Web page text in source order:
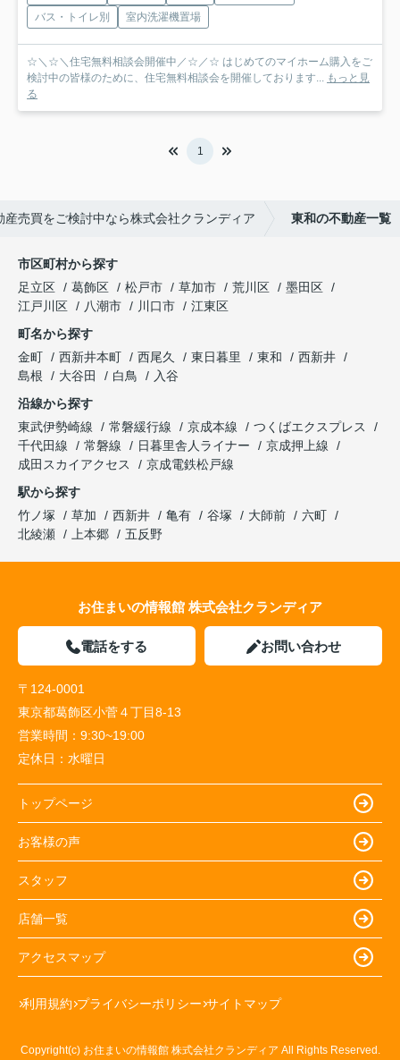
バス・トイレ別
室内洗濯機置場
☆＼☆＼住宅無料相談会開催中／☆／☆ はじめてのマイホーム購入をご
検討中の皆様のために、住宅無料相談会を開催しております... もっと見
る
1
産売買をご検討中なら株式会社クランディア 東和の不動産一覧
市区町村から探す
足立区
葛飾区 松戸市 草加市 荒川区
墨田区
江戸川区
八潮市 川口市
江東区
町名から探す
金町
西新井本町 西尾久 東日暮里 東和
西新井
島根
大谷田 白鳥
入谷
沿線から探す
東武伊勢崎線
常磐緩行線 京成本線
つくばエクスプレス
千代田線
常磐線 日暮里舎人ライナー
京成押上線
成田スカイアクセス
京成電鉄松戸線
駅から探す
竹ノ塚
草加 西新井 亀有 谷塚 大師前
六町
北綾瀬
上本郷 五反野
お住まいの情報館 株式会社クランディア
電話をする お問い合わせ
〒124-0001
東京都葛飾区小菅４丁目8-13
営業時間： 9:30~19:00
定休日： 水曜日
トップページ
お客様の声
スタッフ
店舗一覧
アクセスマップ
利用規約 プライバシーポリシー サイトマップ
Copyright(c) お住まいの情報館 株式会社クランディア All Rights Reserved.